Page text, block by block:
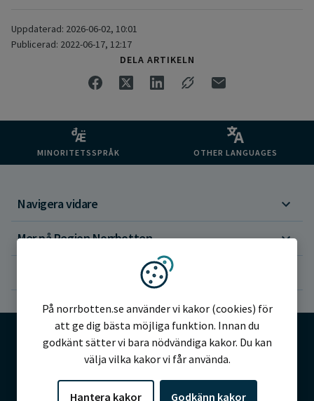
Uppdaterad: 2026-06-02, 10:01
Publicerad: 2022-06-17, 12:17
DELA ARTIKELN
MINORITETSSPRÅK OTHER LANGUAGES
Navigera vidare
Mer på Region Norrbotten
©2026 Region Norrbotten
Vi använder kakor
På norrbotten.se använder vi kakor (cookies) för
att ge dig bästa möjliga funktion. Innan du
godkänt sätter vi bara nödvändiga kakor. Du kan
välja vilka kakor vi får använda.
Hantera kakor Godkänn kakor